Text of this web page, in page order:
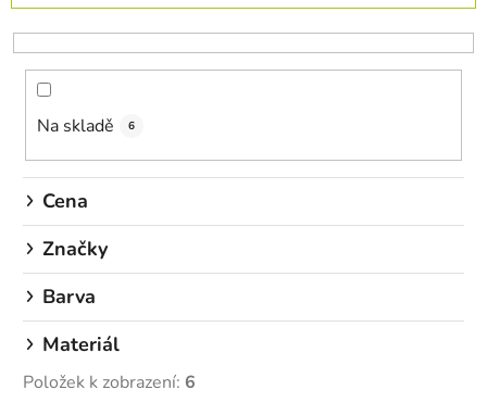
z
e
o
d
k
ů
Na skladě 6
Cena
Značky
Barva
Materiál
Položek k zobrazení: 6